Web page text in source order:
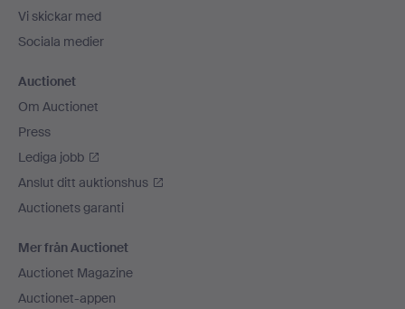
Vi skickar med
Sociala medier
Auctionet
Om Auctionet
Press
Lediga jobb
Anslut ditt auktionshus
Auctionets garanti
Mer från Auctionet
Auctionet Magazine
Auctionet-appen